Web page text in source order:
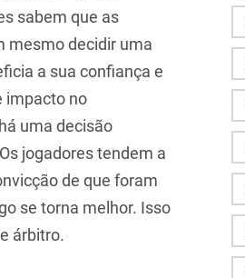
sabem que as
mesmo decidir uma
a sua confiança e
impacto no
uma decisão
jogadores tendem a
de que foram
se torna melhor. Isso
árbitro.